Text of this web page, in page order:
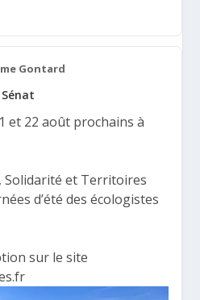
Gontard
et 22 août prochains à
Solidarité et Territoires
d’été des écologistes
sur le site